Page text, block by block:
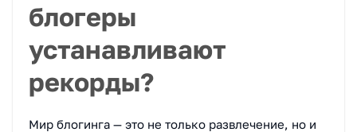
блогеры
устанавливают
рекорды?
Мир блогинга — это не только развлечение, но и